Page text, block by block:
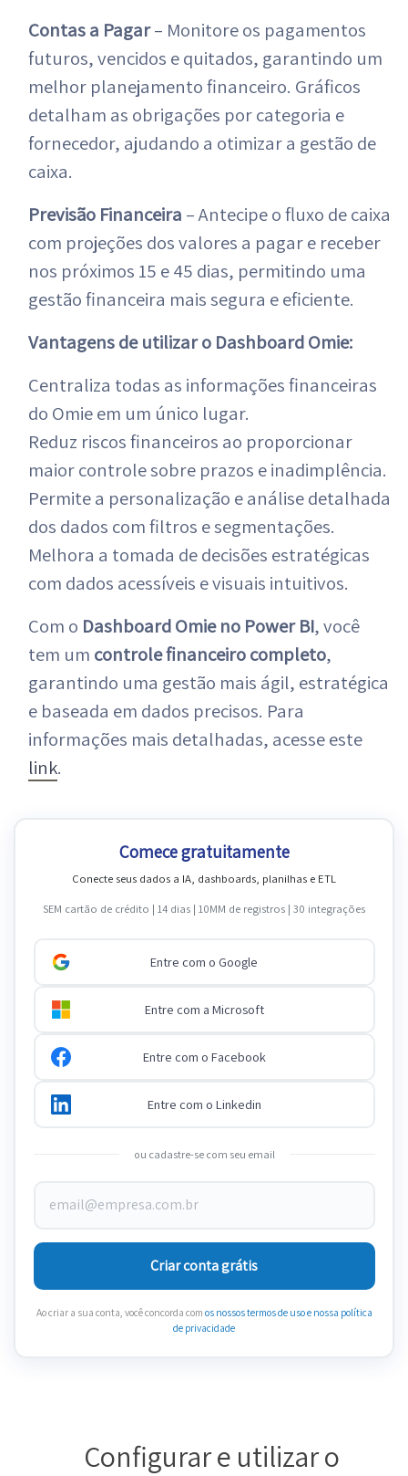
Contas a Pagar– Monitore os pagamentos
futuros, vencidos e quitados, garantindo um
melhor planejamento financeiro. Gráficos
detalham as obrigações por categoria e
fornecedor, ajudando a otimizar a gestão de
caixa.
Previsão Financeira – Antecipe o fluxo de caixa
com projeções dos valores a pagar e receber
nos próximos 15 e 45 dias, permitindo uma
gestão financeira mais segura e eficiente.
Vantagens de utilizar o Dashboard Omie:
Centraliza todas as informações financeiras
do Omie em um único lugar.
Reduz riscos financeiros ao proporcionar
maior controle sobre prazos e inadimplência.
Permite a personalização e análise detalhada
dos dados com filtros e segmentações.
Melhora a tomada de decisões estratégicas
com dados acessíveis e visuais intuitivos.
Com o Dashboard Omie no Power BI, você
tem um controle financeiro completo,
garantindo uma gestão mais ágil, estratégica
e baseada em dados precisos. Para
informações mais detalhadas, acesse este
link.
Comece gratuitamente
Conecte seus dados a IA, dashboards, planilhas e ETL
SEM cartão de crédito | 14 dias | 10MM de registros | 30 integrações
Entre com o Google
Entre com a Microsoft
Entre com o Facebook
Entre com o Linkedin
ou cadastre-se com seu email
Criar conta grátis
Ao criar a sua conta, você concorda com os nossos termos de usoe nossa política
de privacidade
Configurar e utilizar o